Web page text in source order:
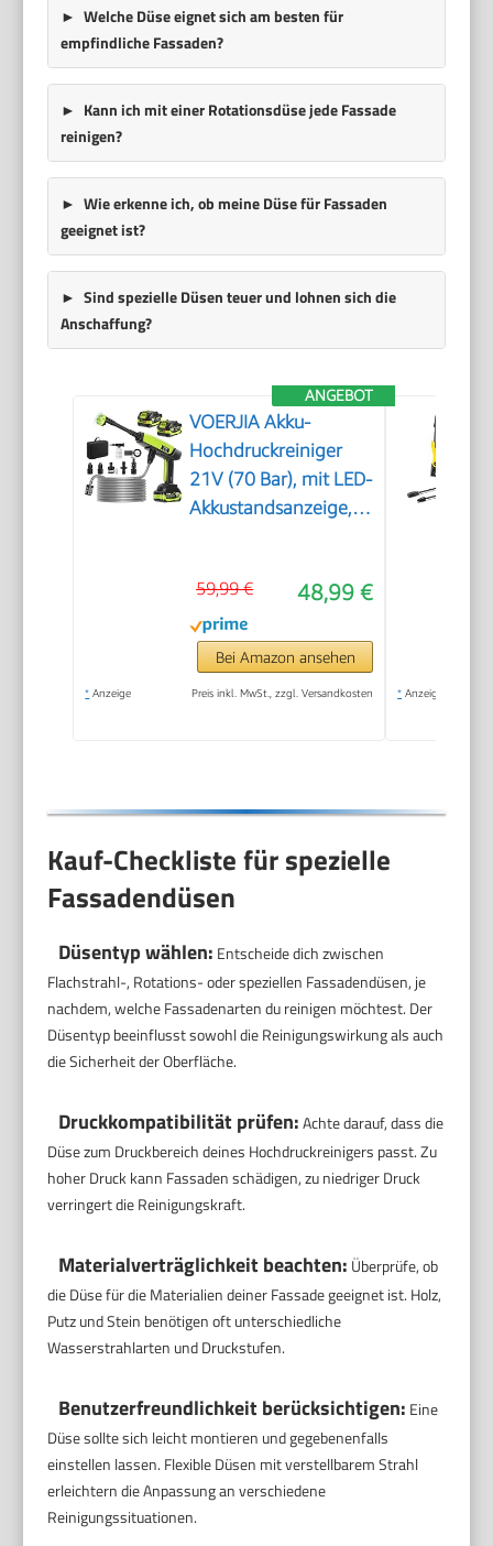
Welche Düse eignet sich am besten für
empfindliche Fassaden?
Kann ich mit einer Rotationsdüse jede Fassade
reinigen?
Wie erkenne ich, ob meine Düse für Fassaden
geeignet ist?
Sind spezielle Düsen teuer und lohnen sich die
Anschaffung?
ANGEBOT
VOERJIA Akku-
Hochdruckreiniger
21V (70 Bar), mit LED-
Akkustandsanzeige,
Auto, Fahrrad,
Terrasse & Camping,
Grün
48,99 €
59,99 €
Bei Amazon ansehen
* Anzeige Preis inkl. MwSt., zzgl. Versandkosten * Anzeige
Kauf-Checkliste für spezielle
Fassadendüsen
Düsentyp wählen: Entscheide dich zwischen
Flachstrahl-, Rotations- oder speziellen Fassadendüsen, je
nachdem, welche Fassadenarten du reinigen möchtest. Der
Düsentyp beeinflusst sowohl die Reinigungswirkung als auch
die Sicherheit der Oberfläche.
Druckkompatibilität prüfen:Achte darauf, dass die
Düse zum Druckbereich deines Hochdruckreinigers passt. Zu
hoher Druck kann Fassaden schädigen, zu niedriger Druck
verringert die Reinigungskraft.
Materialverträglichkeit beachten: Überprüfe, ob
die Düse für die Materialien deiner Fassade geeignet ist. Holz,
Putz und Stein benötigen oft unterschiedliche
Wasserstrahlarten und Druckstufen.
Benutzerfreundlichkeit berücksichtigen: Eine
Düse sollte sich leicht montieren und gegebenenfalls
einstellen lassen. Flexible Düsen mit verstellbarem Strahl
erleichtern die Anpassung an verschiedene
Reinigungssituationen.